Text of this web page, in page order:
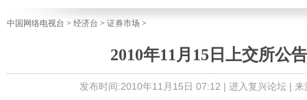
中国网络电视台 > 经济台 > 证券市场 >
2010年11月15日上交所公
发布时间:2010年11月15日 07:12 | 进入复兴论坛| 来